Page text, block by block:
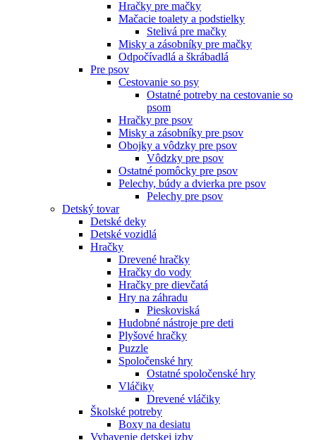
Hračky pre mačky
Mačacie toalety a podstielky
Stelivá pre mačky
Misky a zásobníky pre mačky
Odpočívadlá a škrábadlá
Pre psov
Cestovanie so psy
Ostatné potreby na cestovanie so
psom
Hračky pre psov
Misky a zásobníky pre psov
Obojky a vôdzky pre psov
Vôdzky pre psov
Ostatné pomôcky pre psov
Pelechy, búdy a dvierka pre psov
Pelechy pre psov
Detský tovar
Detské deky
Detské vozidlá
Hračky
Drevené hračky
Hračky do vody
Hračky pre dievčatá
Hry na záhradu
Pieskoviská
Hudobné nástroje pre deti
Plyšové hračky
Puzzle
Spoločenské hry
Ostatné spoločenské hry
Vláčiky
Drevené vláčiky
Školské potreby
Boxy na desiatu
Vybavenie detskej izby